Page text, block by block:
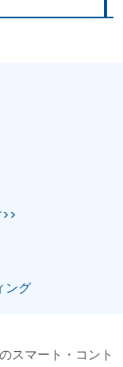
ング
スマート・コント